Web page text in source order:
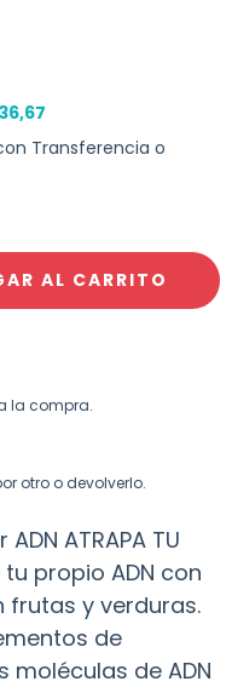
Transferencia o
la compra.
otro o devolverlo.
ATRAPA TU
propio ADN con
frutas y verduras.
de
de ADN